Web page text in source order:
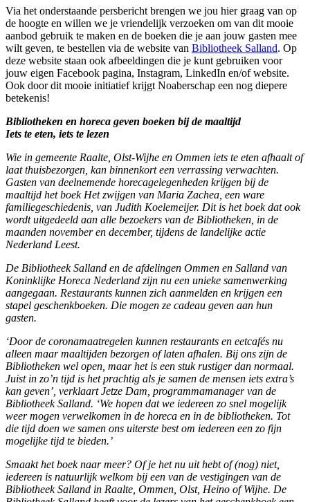
Via het onderstaande persbericht brengen we jou hier graag van op
de hoogte en willen we je vriendelijk verzoeken om van dit mooie
aanbod gebruik te maken en de boeken die je aan jouw gasten mee
wilt geven, te bestellen via de website van Bibliotheek Salland. Op
deze website staan ook afbeeldingen die je kunt gebruiken voor
jouw eigen Facebook pagina, Instagram, LinkedIn en/of website.
Ook door dit mooie initiatief krijgt Noaberschap een nog diepere
betekenis!
Bibliotheken en horeca geven boeken bij de maaltijd
Iets te eten, iets te lezen
Wie in gemeente Raalte, Olst-Wijhe en Ommen iets te eten afhaalt of
laat thuisbezorgen, kan binnenkort een verrassing verwachten.
Gasten van deelnemende horecagelegenheden krijgen bij de
maaltijd het boek Het zwijgen van Maria Zachea, een ware
familiegeschiedenis, van Judith Koelemeijer. Dit is het boek dat ook
wordt uitgedeeld aan alle bezoekers van de Bibliotheken, in de
maanden november en december, tijdens de landelijke actie
Nederland Leest.
De Bibliotheek Salland en de afdelingen Ommen en Salland van
Koninklijke Horeca Nederland zijn nu een unieke samenwerking
aangegaan. Restaurants kunnen zich aanmelden en krijgen een
stapel geschenkboeken. Die mogen ze cadeau geven aan hun
gasten.
‘Door de coronamaatregelen kunnen restaurants en eetcafés nu
alleen maar maaltijden bezorgen of laten afhalen. Bij ons zijn de
Bibliotheken wel open, maar het is een stuk rustiger dan normaal.
Juist in zo’n tijd is het prachtig als je samen de mensen iets extra’s
kan geven’, verklaart Jetze Dam, programmamanager van de
Bibliotheek Salland. ‘We hopen dat we iedereen zo snel mogelijk
weer mogen verwelkomen in de horeca en in de bibliotheken. Tot
die tijd doen we samen ons uiterste best om iedereen een zo fijn
mogelijke tijd te bieden.’
Smaakt het boek naar meer? Of je het nu uit hebt of (nog) niet,
iedereen is natuurlijk welkom bij een van de vestigingen van de
Bibliotheek Salland in Raalte, Ommen, Olst, Heino of Wijhe. De